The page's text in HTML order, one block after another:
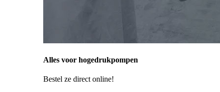
Alles voor hogedrukpompen
Bestel ze direct online!